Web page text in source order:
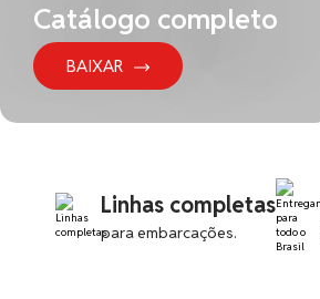
Catálogo completo
BAIXAR
Linhas completas
para embarcações.